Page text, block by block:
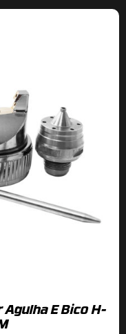
Agulha E Bico H-